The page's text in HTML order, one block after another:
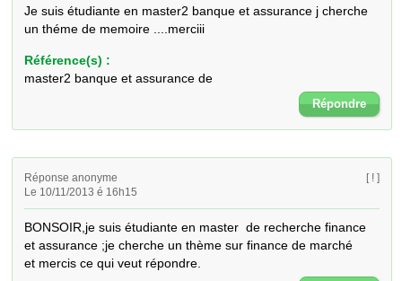
Je suis étudiante en master2 banque et assurance j cherche
un théme de memoire ....merciii
Référence(s) :
master2 banque et assurance de
Répondre
Réponse anonyme
Le 10/11/2013 é 16h15
[ ! ]
BONSOIR,je suis étudiante en master  de recherche finance
et assurance ;je cherche un thème sur finance de marché
et mercis ce qui veut répondre.